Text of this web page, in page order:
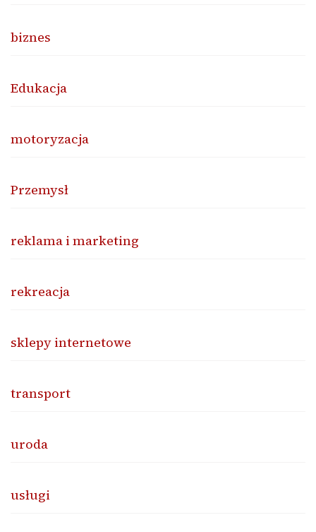
biznes
Edukacja
motoryzacja
Przemysł
reklama i marketing
rekreacja
sklepy internetowe
transport
uroda
usługi